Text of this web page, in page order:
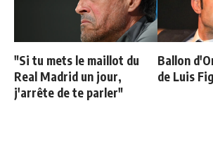
"Si tu mets le maillot du
Real Madrid un jour,
j'arrête de te parler"
Ballon
de Luis